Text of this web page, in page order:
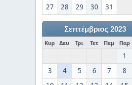
27
28 29 30 31
Σεπτέμβριος 2023
Κυρ Δευ Τρι Τετ Πεμ Παρ
1
3
4 5 6 7 8